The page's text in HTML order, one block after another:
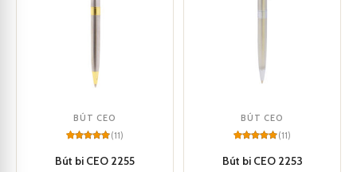
BÚT CEO
out of 5
based on
(11)
Bút bi CEO 2255
BÚT CEO
out of 5
based on
(11)
Bút bi CEO 2253